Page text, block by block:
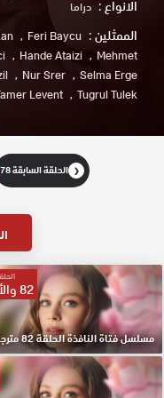
الانواع : دراما
الممثلين : Feri Baycu
Hande Ataizi
Mehmet
Nur Srer
Selma Erge
Levent Tugrul Tulek
❮ الحلقة السابقة 78
82 والأخيرة